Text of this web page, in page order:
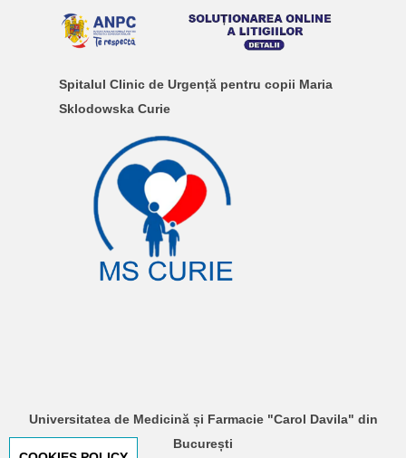
Spitalul Clinic de Urgență pentru copii Maria
Sklodowska Curie
Universitatea de Medicină și Farmacie "Carol Davila" din
București